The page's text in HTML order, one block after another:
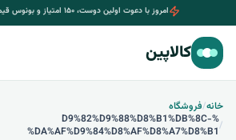
امروز با دعوت اولین دوست، ۱۵۰ امتیاز و بونوس قیمت بگیرید
کالاپین
خانه/فروشگاه
/
%D9%82%D9%88%D8%B1%DB%8C-
%DA%AF%D9%84%D8%AF%D8%A7%D8%B1